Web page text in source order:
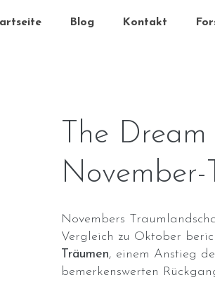
Blog Kontakt
The
November-
Novembers
Vergleich zu Oktober
Träumen, einem Anstieg
bemerkenswerten